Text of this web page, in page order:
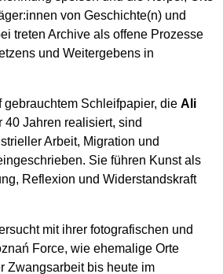
von Geschichte(n) und
treten Archive als offene Prozesse
und Weitergebens in
gebrauchtem Schleifpapier, die Ali
40 Jahren realisiert, sind
Arbeit, Migration und
Sie führen Kunst als
Reflexion und Widerstandskraft
mit ihrer fotografischen und
Force, wie ehemalige Orte
Zwangsarbeit bis heute im